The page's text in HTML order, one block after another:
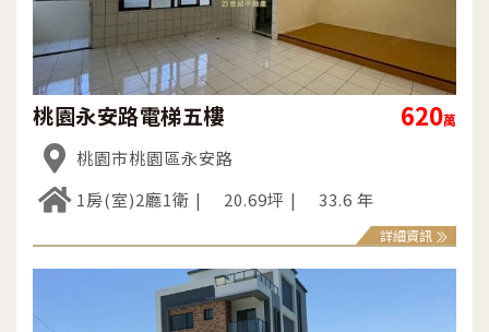
桃園永安路電梯五樓 620萬
桃園市桃園區永安路
1房(室)2廳1衛
20.69坪 33.6 年
詳細資訊